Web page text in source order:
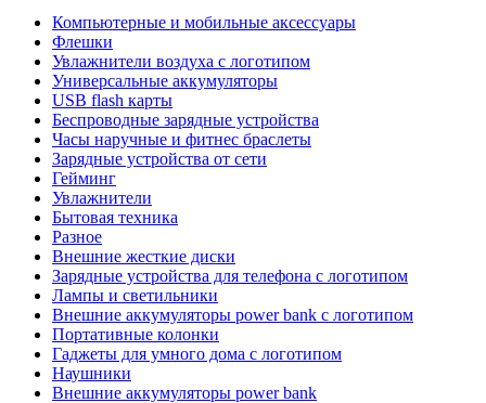
Компьютерные и мобильные аксессуары
Флешки
Увлажнители воздуха с логотипом
Универсальные аккумуляторы
USB flash карты
Беспроводные зарядные устройства
Часы наручные и фитнес браслеты
Зарядные устройства от сети
Гейминг
Увлажнители
Бытовая техника
Разное
Внешние жесткие диски
Зарядные устройства для телефона с логотипом
Лампы и светильники
Внешние аккумуляторы power bank с логотипом
Портативные колонки
Гаджеты для умного дома с логотипом
Наушники
Внешние аккумуляторы power bank